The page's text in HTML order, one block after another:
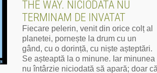
THE WAY. NICIODATA NU
TERMINAM DE INVATAT
Fiecare pelerin, venit din orice colț al
planetei, pornește la drum cu un
gând, cu o dorință, cu niște așteptări.
Se așteaptă la o minune. Iar minunea
nu întârzie niciodată să apară; doar că